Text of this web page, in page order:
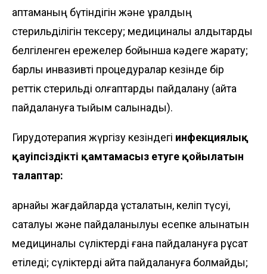
қаптаманың бүтіндігін және құралдың
стерильділігін тексеру; медициналық қалдықтарды
белгіленген ережелер бойынша кәдеге жарату;
барлық инвазивті процедуралар кезінде бір
реттік стерильді қолғаптарды пайдалану (қайта
пайдалануға тыйым салынады).
Гирудотерапия жүргізу кезіндегі инфекциялық
қауіпсіздікті қамтамасыз етуге қойылатын
талаптар:
арнайы жағдайларда ұсталатын, келіп түсуі,
сақталуы және пайдаланылуы есепке алынатын
медициналық сүліктерді ғана пайдалануға рұқсат
етіледі; сүліктерді қайта пайдалануға болмайды;